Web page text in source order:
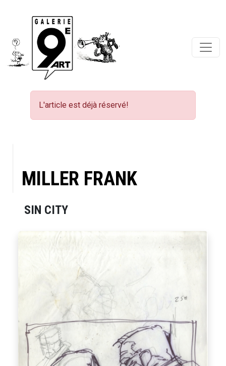
L'article est déjà réservé!
MILLER FRANK
SIN CITY